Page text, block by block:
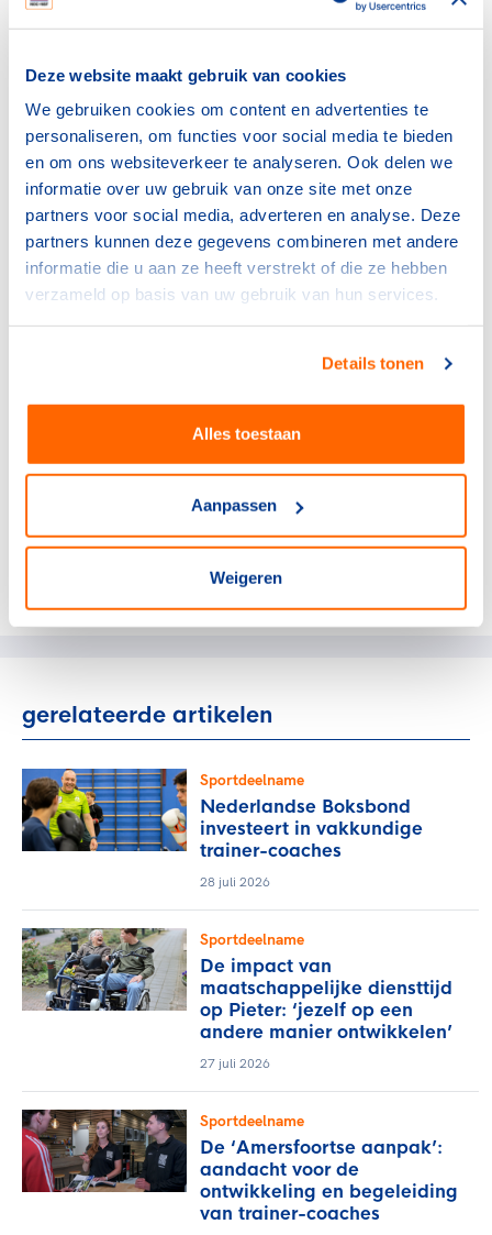
Deze website maakt gebruik van cookies
We gebruiken cookies om content en advertenties te
personaliseren, om functies voor social media te bieden
en om ons websiteverkeer te analyseren. Ook delen we
informatie over uw gebruik van onze site met onze
partners voor social media, adverteren en analyse. Deze
partners kunnen deze gegevens combineren met andere
informatie die u aan ze heeft verstrekt of die ze hebben
verzameld op basis van uw gebruik van hun services.
Details tonen
Alles toestaan
Aanpassen
Weigeren
Ongeorganiseerde en incidenteel te beoefenen sporten
sporten nog altijd de populairste manier van sporten is.
Hierna heeft de verenigingssport het grootste
marktaandeel binnen deze groep. Mensen die nog niet
sporten, geven echter minder vaak aan een
verenigingssport te willen gaan beoefenen. Sporten
zoals zwemmen, fitness of wandelen zijn
ongeorganiseerd en incidenteel te beoefenen en zijn
daarmee sporten die een relatief lage instap bieden
voor de niet-sporters.
Bekijk het complete onderzoek
een beperking april 2023
Deel dit artikel op social media:
gerelateerde artikelen
Sportdeelname
Nederlandse Boksbond
investeert in vakkundige
trainer-coaches
28 juli 2026
Sportdeelname
De impact van
maatschappelijke diensttijd
op Pieter: ‘jezelf op een
andere manier ontwikkelen’
27 juli 2026
Sportdeelname
De ‘Amersfoortse aanpak’:
aandacht voor de
ontwikkeling en begeleiding
van trainer-coaches